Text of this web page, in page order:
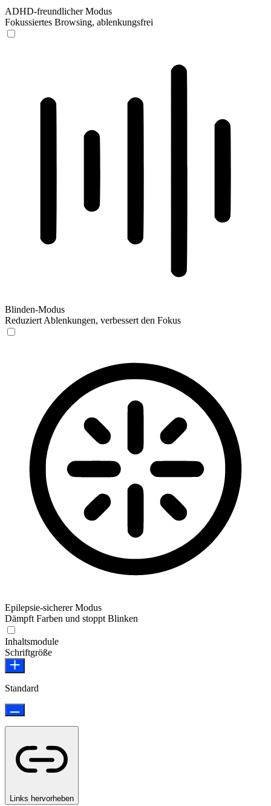
ADHD-freundlicher Modus
Fokussiertes Browsing, ablenkungsfrei
Blinden-Modus
Reduziert Ablenkungen, verbessert den Fokus
Epilepsie-sicherer Modus
Dämpft Farben und stoppt Blinken
Inhaltsmodule
Schriftgröße
Standard
Links hervorheben